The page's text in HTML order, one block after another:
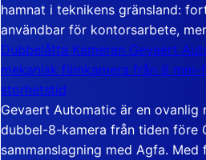
hamnat i teknikens gränsland:
användbar för kontorsarbete,
Dubbelåtta Kameran Gevaert
mekanisk filmkamera från 8 mm-
storhetstid
Gevaert Automatic är en ovanlig
dubbel-8-kamera från tiden före
sammanslagning med Agfa. Med